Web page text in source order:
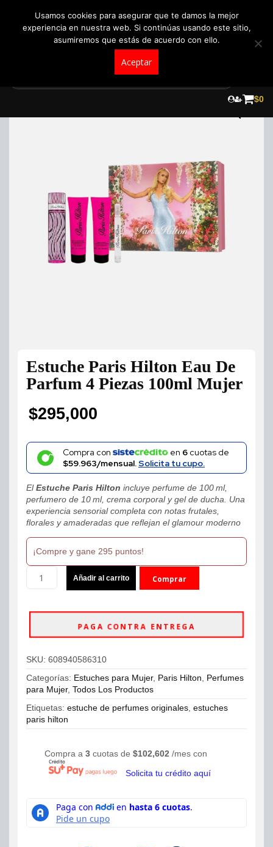
$0
Estuche Paris Hilton Eau De
Parfum 4 Piezas 100ml Mujer
$295,000
Compra con en 6cuotas de
$59.963/mensual.Solicita tu cupo.
ElEstuche Paris Hilton incluye perfume de 100 ml,
perfumero de 10 ml, crema corporal y gel de ducha. Una
experiencia sensorial completa con notas frutales,
florales y amaderadas que reflejan el glamour moderno
¡Compre y gane 295 puntos!
Paris
4
100ml
Mujer
cantidad
Añadir al carrito Comprar
PAGA CONTRA ENTREGA
SKU: 608940586310
Categorías: Estuches para Mujer, Paris Hilton, Perfumes
para Mujer, Todos Los Productos
Etiquetas: estuche de perfumes originales, estuches
paris hilton
Compra a 3 cuotas de $102,602 /mes con
Solicita tu crédito aquí
Usamos cookies para asegurar que te damos la mejor
experiencia en nuestra web. Si continúas usando este sitio,
asumiremos que estás de acuerdo con ello.
Aceptar